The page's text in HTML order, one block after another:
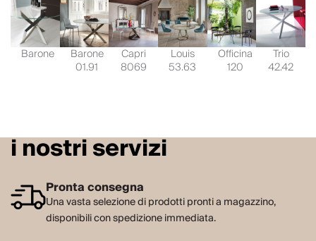
Barone Barone
01.91
Capri
8069
Louis
53.63
Officina
120
Trio
42.42
i nostri servizi
Pronta consegna
Una vasta selezione di prodotti pronti a magazzino,
disponibili con spedizione immediata.